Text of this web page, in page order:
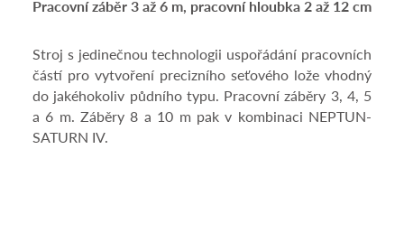
Pracovní záběr 3 až 6 m, pracovní hloubka 2 až 12 cm
Stroj s jedinečnou technologii uspořádání pracovních
částí pro vytvoření precizního seťového lože vhodný
do jakéhokoliv půdního typu. Pracovní záběry 3, 4, 5
a 6 m. Záběry 8 a 10 m pak v kombinaci NEPTUN-
SATURN IV.